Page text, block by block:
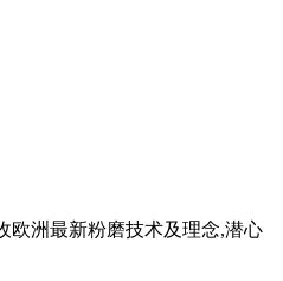
欧洲最新粉磨技术及理念,潜心